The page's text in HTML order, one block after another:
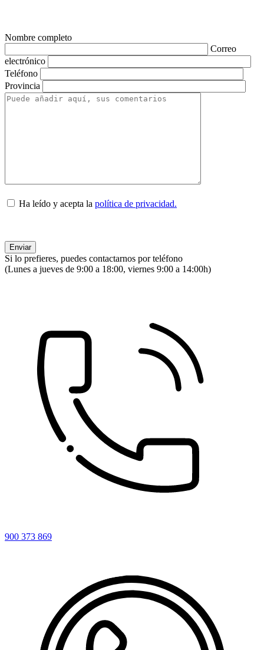
Nombre completo
Correo
electrónico
Teléfono
Provincia
Ha leído y acepta la política de privacidad.
Si lo prefieres, puedes contactarnos por teléfono
(Lunes a jueves de 9:00 a 18:00, viernes 9:00 a 14:00h)
900 373 869